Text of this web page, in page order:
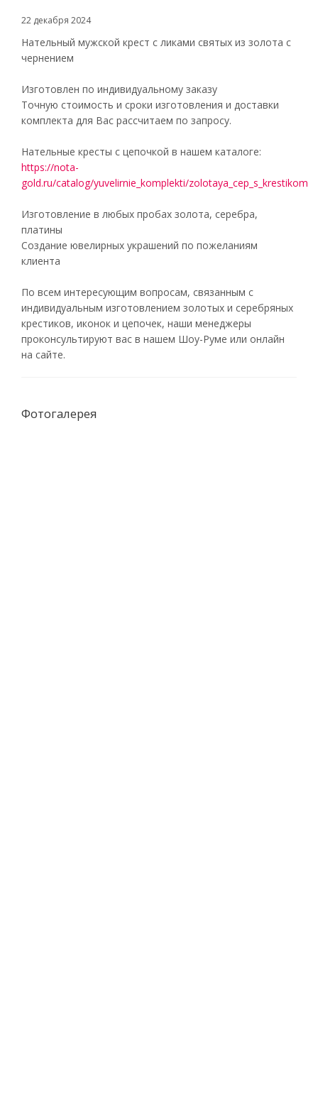
22 декабря 2024
Нательный мужской крест с ликами святых из золота с
чернением
Изготовлен по индивидуальному заказу
Точную стоимость и сроки изготовления и доставки
комплекта для Вас рассчитаем по запросу.
Нательные кресты с цепочкой в нашем каталоге:
https://nota-
gold.ru/catalog/yuvelirnie_komplekti/zolotaya_cep_s_krestikom
Изготовление в любых пробах золота, серебра,
платины
Создание ювелирных украшений по пожеланиям
клиента
По всем интересующим вопросам, связанным с
индивидуальным изготовлением золотых и серебряных
крестиков, иконок и цепочек, наши менеджеры
проконсультируют вас в нашем Шоу-Руме или онлайн
на сайте.
Фотогалерея